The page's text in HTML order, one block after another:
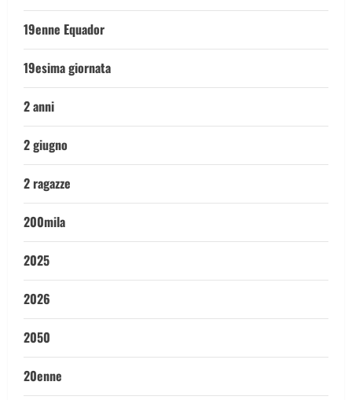
19enne Equador
19esima giornata
2 anni
2 giugno
2 ragazze
200mila
2025
2026
2050
20enne